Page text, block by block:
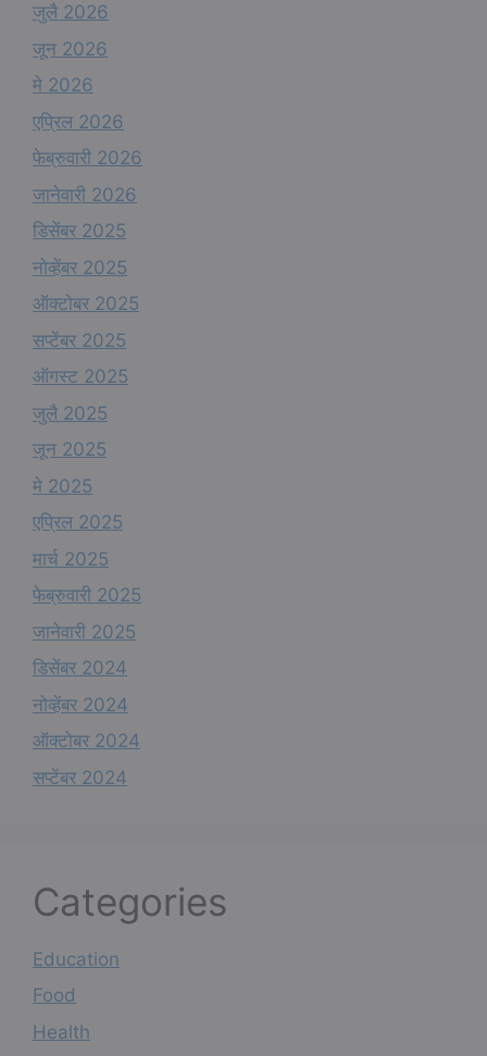
जुलै 2026
जून 2026
मे 2026
एप्रिल 2026
फेब्रुवारी 2026
जानेवारी 2026
डिसेंबर 2025
नोव्हेंबर 2025
ऑक्टोबर 2025
सप्टेंबर 2025
ऑगस्ट 2025
जुलै 2025
जून 2025
मे 2025
एप्रिल 2025
मार्च 2025
फेब्रुवारी 2025
जानेवारी 2025
डिसेंबर 2024
नोव्हेंबर 2024
ऑक्टोबर 2024
सप्टेंबर 2024
Categories
Education
Food
Health